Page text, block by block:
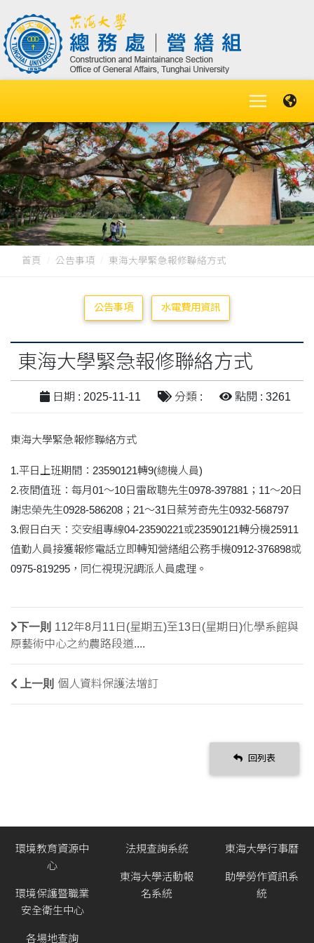
首頁 公告事項 東海大學緊急報修聯絡方式
公告事項 水電費用資訊
東海大學緊急報修聯絡方式
日期 : 2025-11-11 分類 : 點閱 : 3261
東海大學緊急報修聯絡方式
1.平日上班期間：23590121轉9(總機人員)
2.夜間值班：每月01～10日雷啟聰先生0978-397881；11～20日
謝忠榮先生0928-586208；21～31日蔡芳奇先生0932-568797
3.假日白天：交安組專線04-23590221或23590121轉分機25911
值勤人員接獲報修電話立即轉知營繕組公務手機0912-376898或
0975-819295，同仁視現況調派人員處理。
下一則 112年8月11日(星期五)至13日(星期日)化學系館與
原藝術中心之約農路段道....
上一則 個人資料保護法增訂
回列表
環境教育資源中
心
環境保護暨職業
安全衛生中心
各場地查詢
法規查詢系統
東海大學活動報
名系統
東海大學行事曆
助學勞作資訊系
統